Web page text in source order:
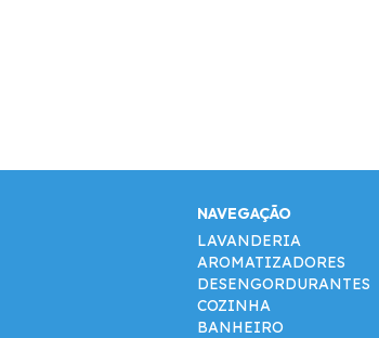
NAVEGAÇÃO
LAVANDERIA
AROMATIZADORES
DESENGORDURANTES
COZINHA
BANHEIRO